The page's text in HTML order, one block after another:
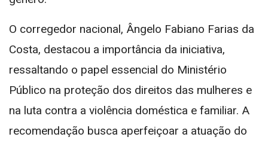
O corregedor nacional, Ângelo Fabiano Farias da
Costa, destacou a importância da iniciativa,
ressaltando o papel essencial do Ministério
Público na proteção dos direitos das mulheres e
na luta contra a violência doméstica e familiar. A
recomendação busca aperfeiçoar a atuação do